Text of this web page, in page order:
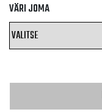
VÄRI JOMA